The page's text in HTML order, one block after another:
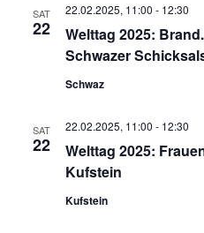
SAT
22
Welttag 2025:
Schwazer
22.02.2025, 11:00 - 12:30
Schwaz
SAT
22
Welttag 2025:
Kufstein
22.02.2025, 11:00 - 12:30
Kufstein